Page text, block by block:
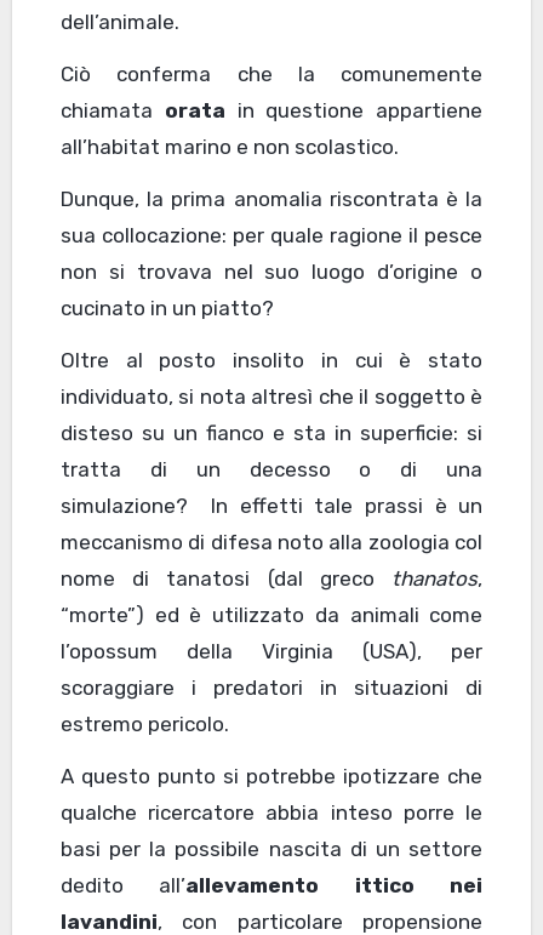
dell’animale.
Ciò conferma che la comunemente
chiamata orata in questione appartiene
all’habitat marino e non scolastico.
Dunque, la prima anomalia riscontrata è la
sua collocazione: per quale ragione il pesce
non si trovava nel suo luogo d’origine o
cucinato in un piatto?
Oltre al posto insolito in cui è stato
individuato, si nota altresì che il soggetto è
disteso su un fianco e sta in superficie: si
tratta di un decesso o di una
simulazione? In effetti tale prassi è un
meccanismo di difesa noto alla zoologia col
nome di tanatosi (dal greco thanatos,
“morte”) ed è utilizzato da animali come
l’opossum della Virginia (USA), per
scoraggiare i predatori in situazioni di
estremo pericolo.
A questo punto si potrebbe ipotizzare che
qualche ricercatore abbia inteso porre le
basi per la possibile nascita di un settore
dedito all’allevamento ittico nei
lavandini, con particolare propensione